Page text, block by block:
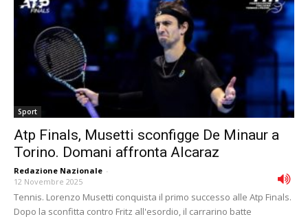
Sport
Atp Finals, Musetti sconfigge De Minaur a
Torino. Domani affronta Alcaraz
Redazione Nazionale -
12 Novembre 2025
Tennis. Lorenzo Musetti conquista il primo successo alle Atp Finals.
Dopo la sconfitta contro Fritz all'esordio, il carrarino batte